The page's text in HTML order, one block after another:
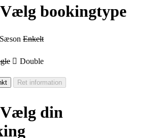
bookingtype
Sæson Enkelt
Double
Ret information
din